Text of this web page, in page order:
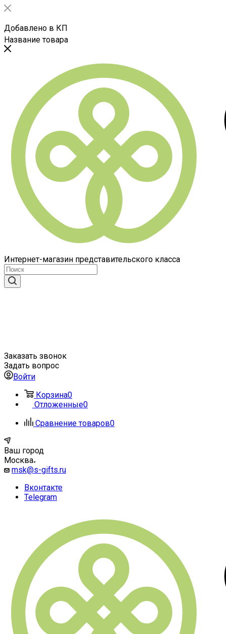
Добавлено в КП
Название товара
Интернет-магазин представительского класса
Заказать звонок
Задать вопрос
Войти
Корзина0
Отложенные0
Сравнение товаров0
Ваш город
Москва
msk@s-gifts.ru
Вконтакте
Telegram